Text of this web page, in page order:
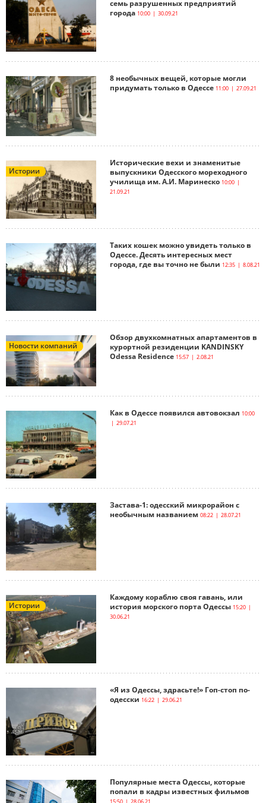
семь разрушенных предприятий
города 10:00 | 30.09.21
8 необычных вещей, которые могли
придумать только в Одессе 11:00 | 27.09.21
Истории
Исторические вехи и знаменитые
выпускники Одесского мореходного
училища им. А.И. Маринеско 10:00 |
21.09.21
Таких кошек можно увидеть только в
Одессе. Десять интересных мест
города, где вы точно не были 12:35 | 8.08.21
Новости компаний
Обзор двухкомнатных апартаментов в
курортной резиденции KANDINSKY
Odessa Residence 15:57 | 2.08.21
Как в Одессе появился автовокзал 10:00
| 29.07.21
Застава-1: одесский микрорайон с
необычным названием 08:22 | 28.07.21
Истории
Каждому кораблю своя гавань, или
история морского порта Одессы 15:20 |
30.06.21
«Я из Одессы, здрасьте!» Гоп-стоп по-
одесски 16:22 | 29.06.21
Популярные места Одессы, которые
попали в кадры известных фильмов